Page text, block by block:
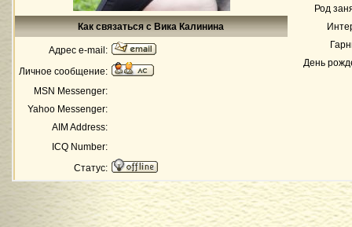
Род
День
Как связаться с Вика Калинина
Адрес e-mail:
Личное сообщение:
MSN Messenger:
Yahoo Messenger:
AIM Address:
ICQ Number:
Статус: